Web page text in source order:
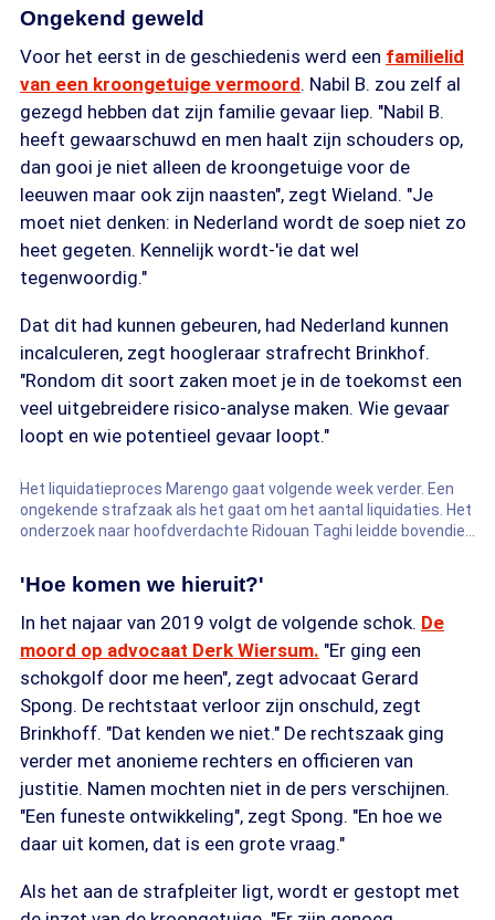
Ongekend geweld
Voor het eerst in de geschiedenis werd een familielid
van een kroongetuige vermoord. Nabil B. zou zelf al
gezegd hebben dat zijn familie gevaar liep. "Nabil B.
heeft gewaarschuwd en men haalt zijn schouders op,
dan gooi je niet alleen de kroongetuige voor de
leeuwen maar ook zijn naasten", zegt Wieland. "Je
moet niet denken: in Nederland wordt de soep niet zo
heet gegeten. Kennelijk wordt-'ie dat wel
tegenwoordig."
Dat dit had kunnen gebeuren, had Nederland kunnen
incalculeren, zegt hoogleraar strafrecht Brinkhof.
"Rondom dit soort zaken moet je in de toekomst een
veel uitgebreidere risico-analyse maken. Wie gevaar
loopt en wie potentieel gevaar loopt."
Het liquidatieproces Marengo gaat volgende week verder. Een
ongekende strafzaak als het gaat om het aantal liquidaties. Het
onderzoek naar hoofdverdachte Ridouan Taghi leidde bovendien
'Hoe komen we hieruit?'
In het najaar van 2019 volgt de volgende schok. De
moord op advocaat Derk Wiersum. "Er ging een
schokgolf door me heen", zegt advocaat Gerard
Spong. De rechtstaat verloor zijn onschuld, zegt
Brinkhoff. "Dat kenden we niet." De rechtszaak ging
verder met anonieme rechters en officieren van
justitie. Namen mochten niet in de pers verschijnen.
"Een funeste ontwikkeling", zegt Spong. "En hoe we
daar uit komen, dat is een grote vraag."
Als het aan de strafpleiter ligt, wordt er gestopt met